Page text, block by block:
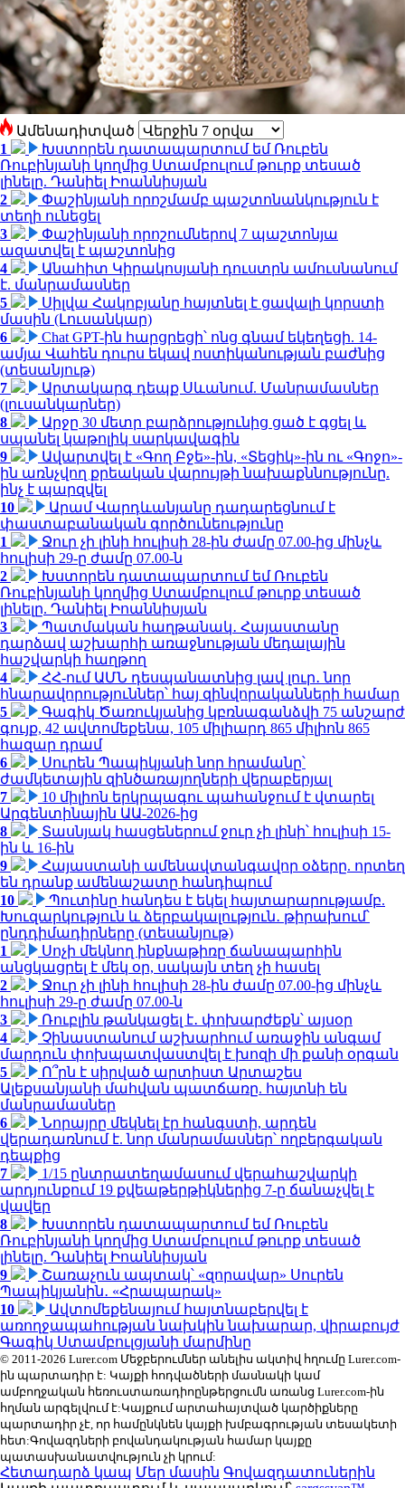
Ամենադիտված
1
Խստորեն դատապարտում եմ Ռուբեն
Ռուբինյանի կողմից Ստամբուլում թուրք տեսած
լինելը. Դանիել Իոաննիսյան
2
Փաշինյանի որոշմամբ պաշտոնանկություն է
տեղի ունեցել
3
Փաշինյանի որոշումներով 7 պաշտոնյա
ազատվել է պաշտոնից
4
Անահիտ Կիրակոսյանի դուստրն ամուսնանում
է. մանրամասներ
5
Սիլվա Հակոբյանը հայտնել է ցավալի կորստի
մասին (Լուսանկար)
6
Chat GPT-ին հարցրեցի՝ ոնց գնամ եկեղեցի. 14-
ամյա Վահեն դուրս եկավ ոստիկանության բաժնից
(տեսանյութ)
7
Արտակարգ դեպք Սևանում. Մանրամասներ
(լուսանկարներ)
8
Արջը 30 մետր բարձրությունից ցած է գցել և
սպանել կաթոլիկ սարկավագին
9
Ավարտվել է «Գող Բջե»-ին, «Տեցիկ»-ին ու «Գոջո»-
ին առնչվող քրեական վարույթի նախաքննությունը.
ինչ է պարզվել
10
Արամ Վարդևանյանը դադարեցնում է
փաստաբանական գործունեությունը
1
Ջուր չի լինի հուլիսի 28-ին ժամը 07.00-ից մինչև
հուլիսի 29-ը ժամը 07.00-ն
2
Խստորեն դատապարտում եմ Ռուբեն
Ռուբինյանի կողմից Ստամբուլում թուրք տեսած
լինելը. Դանիել Իոաննիսյան
3
Պատմական հաղթանակ․ Հայաստանը
դարձավ աշխարհի առաջնության մեդալային
հաշվարկի հաղթող
4
ՀՀ-ում ԱՄՆ դեսպանատնից լավ լուր․ նոր
հնարավորություններ՝ հայ զինվորականների համար
5
Գագիկ Ծառուկյանից կբռնագանձվի 75 անշարժ
գույք, 42 ավտոմեքենա, 105 միլիարդ 865 միլիոն 865
հազար դրամ
6
Սուրեն Պապիկյանի նոր հրամանը՝
ժամկետային զինծառայողների վերաբերյալ
7
10 միլիոն երկրպագու պահանջում է վտարել
Արգենտինային ԱԱ-2026-ից
8
Տասնյակ հասցեներում ջուր չի լինի՝ հուլիսի 15-
ին և 16-ին
9
Հայաստանի ամենավտանգավոր օձերը. որտեղ
են դրանք ամենաշատը հանդիպում
10
Պուտինը հանդես է եկել հայտարարությամբ.
Խուզարկություն և ձերբակալություն․ թիրախում՝
ընդդիմադիրները (տեսանյութ)
1
Սոչի մեկնող ինքնաթիռը ճանապարհին
անցկացրել է մեկ օր, սակայն տեղ չի հասել
2
Ջուր չի լինի հուլիսի 28-ին ժամը 07.00-ից մինչև
հուլիսի 29-ը ժամը 07.00-ն
3
Ռուբլին թանկացել է․ փոխարժեքն՝ այսօր
4
Չինաստանում աշխարհում առաջին անգամ
մարդուն փոխպատվաստվել է խոզի մի քանի օրգան
5
Ո՞րն է սիրված արտիստ Արտաշես
Ալեքսանյանի մահվան պատճառը. հայտնի են
մանրամասներ
6
Նորայրը մեկնել էր հանգստի, արդեն
վերադառնում է. նոր մանրամասներ՝ ողբերգական
դեպքից
7
1/15 ընտրատեղամասում վերահաշվարկի
արդյունքում 19 քվեաթերթիկներից 7-ը ճանաչվել է
վավեր
8
Խստորեն դատապարտում եմ Ռուբեն
Ռուբինյանի կողմից Ստամբուլում թուրք տեսած
լինելը. Դանիել Իոաննիսյան
9
Շառաչուն ապտակ՝ «զորավար» Սուրեն
Պապիկյանին․ «Հրապարակ»
10
Ավտոմեքենայում հայտնաբերվել է
առողջապահության նախկին նախարար, վիրաբույժ
Գագիկ Ստամբուլցյանի մարմինը
© 2011-2026 Lurer.com Մեջբերումներ անելիս ակտիվ հղումը Lurer.com-
ին պարտադիր է: Կայքի հոդվածների մասնակի կամ
ամբողջական հեռուստառադիոընթերցումն առանց Lurer.com-ին
հղման արգելվում է:Կայքում արտահայտված կարծիքները
պարտադիր չէ, որ համընկնեն կայքի խմբագրության տեսակետի
հետ:Գովազդների բովանդակության համար կայքը
պատասխանատվություն չի կրում:
Հետադարձ կապ Մեր մասին Գովազդատուներին